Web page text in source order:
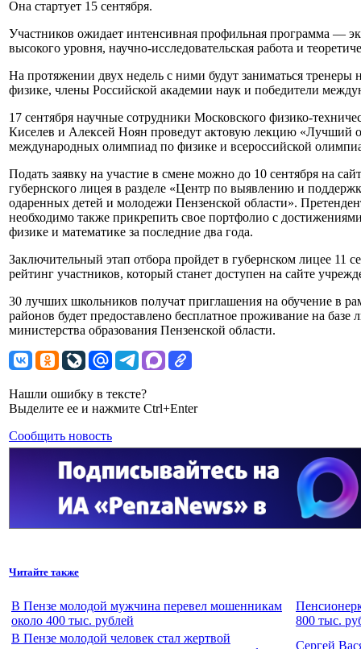
Она стартует 15 сентября.
Участников ожидает интенсивная профильная программа —
высокого уровня, научно-исследовательская работа и
На протяжении двух недель с ними будут заниматься
физике, члены Российской академии наук и победители
17 сентября научные сотрудники Московского физико-
Киселев и Алексей Ноян проведут актовую лекцию «Лучший
международных олимпиад по физике и всероссийской
Подать заявку на участие в смене можно до 10 сентября на
губернского лицея в разделе «Центр по выявлению и
одаренных детей и молодежи Пензенской области».
необходимо также прикрепить свое портфолио с
физике и математике за последние два года.
Заключительный этап отбора пройдет в губернском лицее 11
рейтинг участников, который станет доступен на сайте
30 лучших школьников получат приглашения на обучение в
районов будет предоставлено бесплатное проживание на базе
министерства образования Пензенской области.
Нашли ошибку в тексте?
Выделите ее и нажмите Ctrl+Enter
Сообщить новость
Читайте также
В Пензе молодой мужчина перевел мошенникам
около 400 тыс. рублей
800 тыс.
В Пензе молодой человек стал жертвой
Сергей